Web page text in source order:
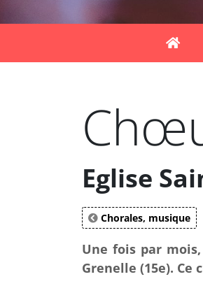
Eglise
Chorales, musique
Une fois par
Grenelle (15e).